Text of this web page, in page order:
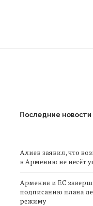
Последние новости
Алиев заявил, что
в Армению не несёт
Армения и ЕС
подписанию плана
режиму